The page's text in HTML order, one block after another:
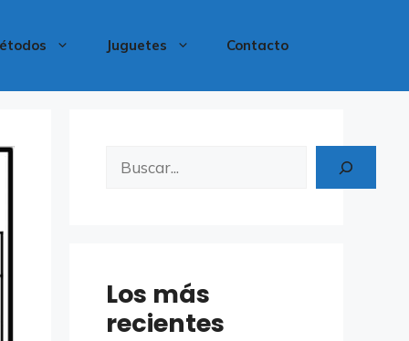
Juguetes Contacto
Los más
recientes